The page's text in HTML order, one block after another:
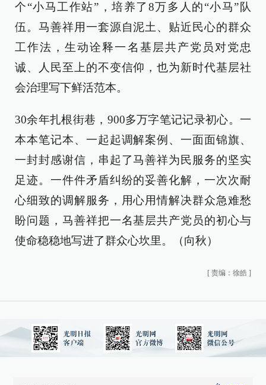
个“小马工作站”，培养了8万多人的“小马”队
伍。马善祥用一套源自泥土、贴近民心的群众
工作法，生动诠释一名基层共产党员对党忠
诚、人民至上的不变信仰，也为新时代基层社
会治理写下鲜活范本。
30余年扎根街巷，900多万字笔记记录初心。一
本本笔记本、一起起调解案例、一面面锦旗、
一封封感谢信，串起了马善祥为民服务的坚实
足迹。一件件矛盾纠纷的妥善化解，一次次耐
心细致的调解服务，用心用情解决群众急难愁
盼问题，马善祥把一名基层共产党员的初心与
使命稳稳地写进了群众心坎里。（向秋）
[ 责编：徐皓 ]